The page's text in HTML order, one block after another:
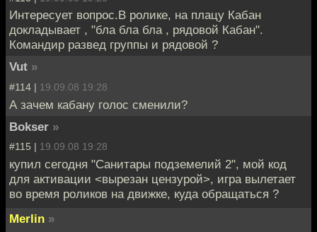
Интересует вопрос.В ролике, на плацу Кабан
докладывает , "бла бла бла , рядовой Кабан".
Командир развед группы и рядовой ?
Vut »
#114 | 19.09.08 19:28
А зачем кабану голос сменили?
Bokser »
#115 | 19.09.08 19:28
купил сегодня "Санитары подземелий 2", мой код
для активации <вырезан цензурой>, игра вылетает
во время роликов на движке, куда обращаться ?
Merlin »